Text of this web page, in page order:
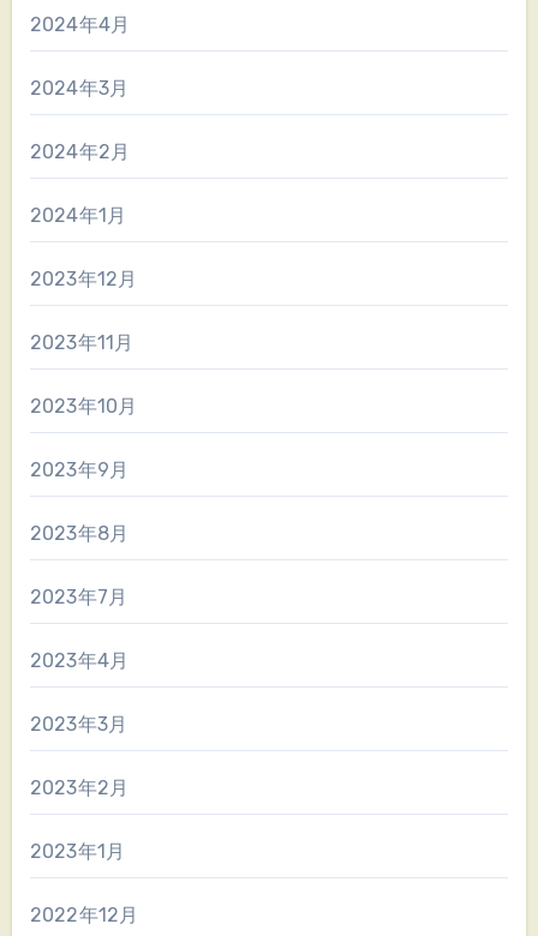
2024年4月
2024年3月
2024年2月
2024年1月
2023年12月
2023年11月
2023年10月
2023年9月
2023年8月
2023年7月
2023年4月
2023年3月
2023年2月
2023年1月
2022年12月